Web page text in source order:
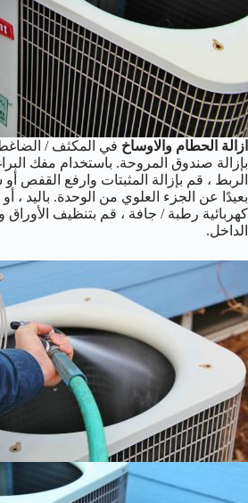
ازالة الحطام والاوساخ في المكثف /
بإزالة صندوق المروحة. باستخدام مفك
الربط ، قم بإزالة المثبتات وارفع القفص
بعيدًا عن الجزء العلوي من الوحدة. باليد ،
كهربائية رطبة / جافة ، قم بتنظيف الأوراق
الداخل.